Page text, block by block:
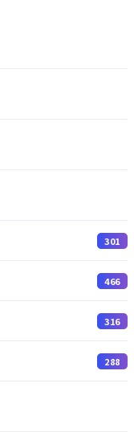
301
466
316
288